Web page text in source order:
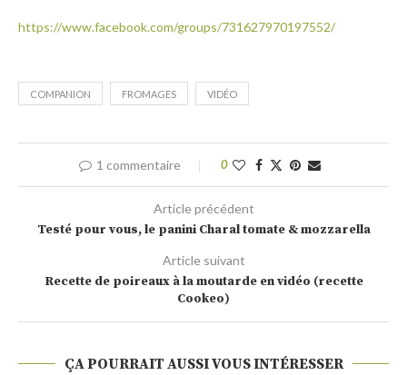
https://www.facebook.com/groups/731627970197552/
COMPANION FROMAGES VIDÉO
1 commentaire 0
Article précédent
Testé pour vous, le panini Charal tomate & mozzarella
Article suivant
Recette de poireaux à la moutarde en vidéo (recette
Cookeo)
ÇA POURRAIT AUSSI VOUS INTÉRESSER